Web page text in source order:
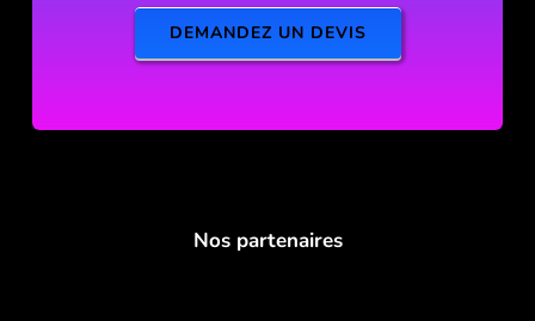
DEMANDEZ UN DEVIS
Nos partenaires